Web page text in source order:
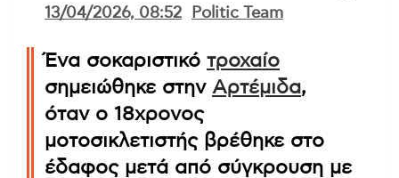
13/04/2026, 08:52 Politic Team
Ένα σοκαριστικό τροχαίο
σημειώθηκε στην Αρτέμιδα,
όταν ο 18χρονος
μοτοσικλετιστής βρέθηκε στο
έδαφος μετά από σύγκρουση με